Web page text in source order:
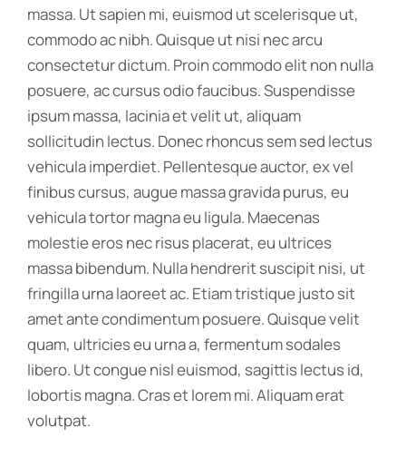
massa. Ut sapien mi, euismod ut scelerisque ut,
commodo ac nibh. Quisque ut nisi nec arcu
consectetur dictum. Proin commodo elit non nulla
posuere, ac cursus odio faucibus. Suspendisse
ipsum massa, lacinia et velit ut, aliquam
sollicitudin lectus. Donec rhoncus sem sed lectus
vehicula imperdiet. Pellentesque auctor, ex vel
finibus cursus, augue massa gravida purus, eu
vehicula tortor magna eu ligula. Maecenas
molestie eros nec risus placerat, eu ultrices
massa bibendum. Nulla hendrerit suscipit nisi, ut
fringilla urna laoreet ac. Etiam tristique justo sit
amet ante condimentum posuere. Quisque velit
quam, ultricies eu urna a, fermentum sodales
libero. Ut congue nisl euismod, sagittis lectus id,
lobortis magna. Cras et lorem mi. Aliquam erat
volutpat.